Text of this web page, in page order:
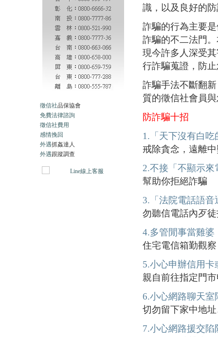
徵信社品保協會
免費法律諮詢
徵信社費用
感情挽回
外遇抓姦達人
外遇跟蹤調查
識，以及良好的
詐騙的行為主要
詐騙的不二法門
現今許多人深受
行詐騙蒐證，防
詐騙手法不斷翻
質的徵信社會員
防詐騙十招
1.「天下沒有白吃
戒除貪念，遠離
2.不接「不顯示來
幫助你拒絕詐騙
3.「法院電話語
勿聽信電話內歹
4.多管閒事當雞婆
住宅電信箱勤觀
5.小心申辦信用卡
親自前往指定門
6.小心網路聊天室
切勿留下家中地
7.小心網路援交陷